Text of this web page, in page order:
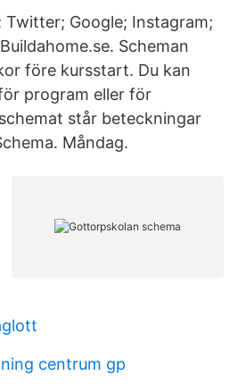
Twitter; Google; Instagram;
Scheman
före kursstart. Du kan
program eller för
står beteckningar
Måndag.
centrum gp